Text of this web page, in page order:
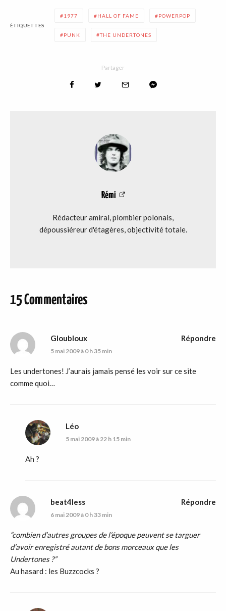
ÉTIQUETTES
1977 HALL OF FAME POWERPOP
PUNK THE UNDERTONES
Partager
Rémi
Rédacteur amiral, plombier polonais,
dépoussiéreur d'étagères, objectivité totale.
15 Commentaires
Gloubloux
5 mai 2009 à 0 h 35 min
Les undertones! J’aurais jamais pensé les voir sur ce site
comme quoi…
Répondre
Léo
5 mai 2009 à 22 h 15 min
Ah ?
beat4less
6 mai 2009 à 0 h 33 min
“combien d’autres groupes de l’époque peuvent se targuer
d’avoir enregistré autant de bons morceaux que les
Undertones ?”
Au hasard : les Buzzcocks ?
Répondre